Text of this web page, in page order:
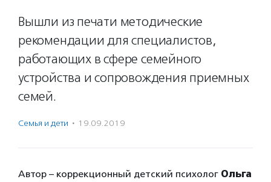
Вышли из печати методические
рекомендации для специалистов,
работающих в сфере семейного
устройства и сопровождения приемных
семей.
Семья и дети · 19.09.2019
Автор – коррекционный детский психолог Ольга